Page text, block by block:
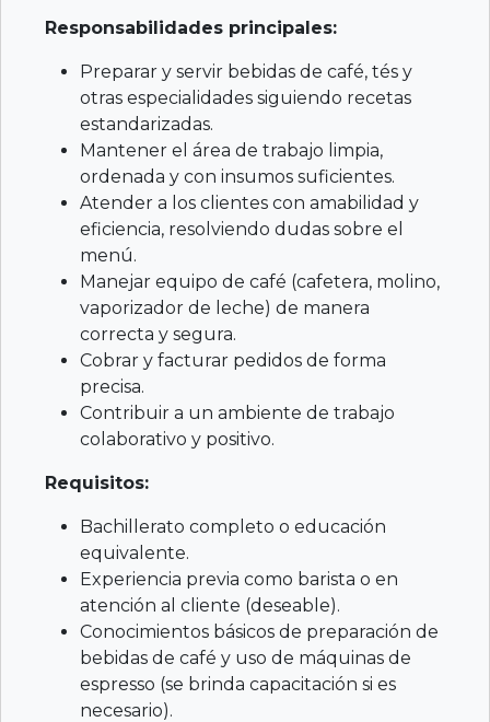
Responsabilidades principales:
Preparar y servir bebidas de café, tés y
otras especialidades siguiendo recetas
estandarizadas.
Mantener el área de trabajo limpia,
ordenada y con insumos suficientes.
Atender a los clientes con amabilidad y
eficiencia, resolviendo dudas sobre el
menú.
Manejar equipo de café (cafetera, molino,
vaporizador de leche) de manera
correcta y segura.
Cobrar y facturar pedidos de forma
precisa.
Contribuir a un ambiente de trabajo
colaborativo y positivo.
Requisitos:
Bachillerato completo o educación
equivalente.
Experiencia previa como barista o en
atención al cliente (deseable).
Conocimientos básicos de preparación de
bebidas de café y uso de máquinas de
espresso (se brinda capacitación si es
necesario).